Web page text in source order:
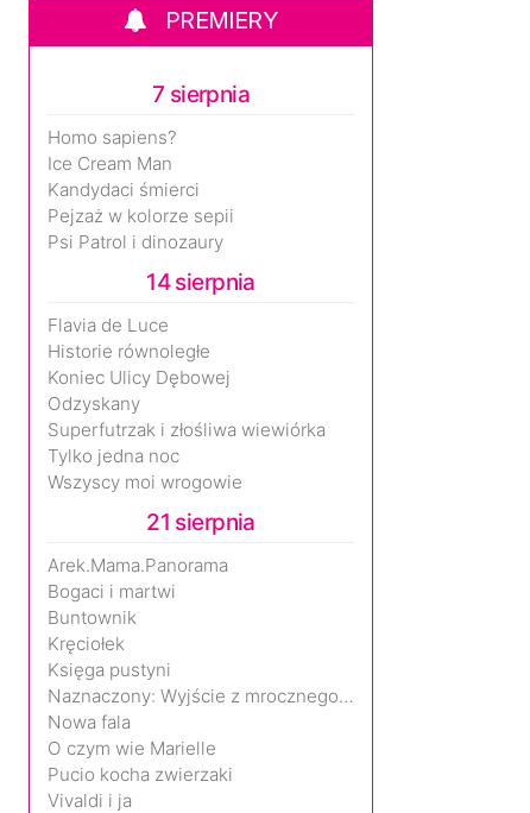
PREMIERY
7 sierpnia
Homo sapiens?
Ice Cream Man
Kandydaci śmierci
Pejzaż w kolorze sepii
Psi Patrol i dinozaury
14 sierpnia
Flavia de Luce
Historie równoległe
Koniec Ulicy Dębowej
Odzyskany
Superfutrzak i złośliwa wiewiórka
Tylko jedna noc
Wszyscy moi wrogowie
21 sierpnia
Arek.Mama.Panorama
Bogaci i martwi
Buntownik
Kręciołek
Księga pustyni
Naznaczony: Wyjście z mrocznego wymiaru
Nowa fala
O czym wie Marielle
Pucio kocha zwierzaki
Vivaldi i ja